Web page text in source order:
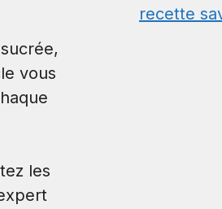
vous
les
recette